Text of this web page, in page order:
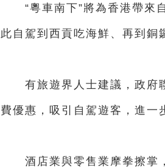
“粵車南下”將為香港帶來自
此自駕到西貢吃海鮮、再到銅
有旅遊界人士建議，政府聯
費優惠，吸引自駕遊客，進一
酒店業與零售業摩拳擦掌，